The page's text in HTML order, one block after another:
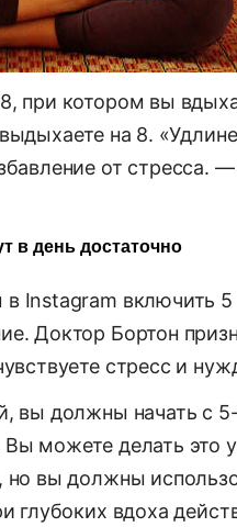
при котором вы
на 8.
от стресса.
в день достаточно
Instagram включить 5
Доктор Бортон
стресс и
вы должны начать с
Вы можете делать это
вы должны
глубоких вдоха